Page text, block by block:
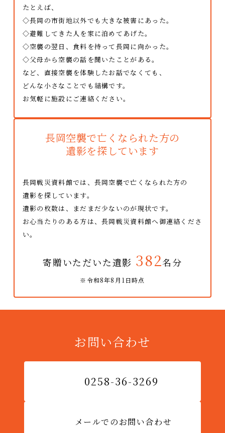
たとえば、
◇長岡の市街地以外でも大きな被害にあった。
◇避難してきた人を家に泊めてあげた。
◇空襲の翌日、食料を持って長岡に向かった。
◇父母から空襲の話を聞いたことがある。
など、直接空襲を体験したお話でなくても、
どんな小さなことでも結構です。
お気軽に施設にご連絡ください。
長岡空襲で亡くなられた方の
遺影を探しています
長岡戦災資料館では、長岡空襲で亡くなられた方の
遺影を探しています。
遺影の枚数は、まだまだ少ないのが現状です。
お心当たりのある方は、長岡戦災資料館へ御連絡くださ
い。
寄贈いただいた遺影 382名分
※令和8年8月1日時点
お問い合わせ
0258-36-3269
メールでのお問い合わせ